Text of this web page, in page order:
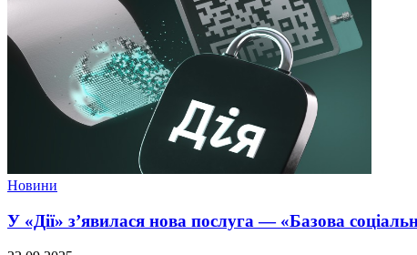
Новини
У «Дії» з’явилася нова послуга — «Базова